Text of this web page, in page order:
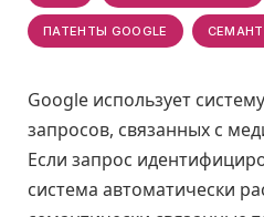
ПАТЕНТЫ GOOGLE
Google использует
запросов, связанных с
Если запрос
система автоматически